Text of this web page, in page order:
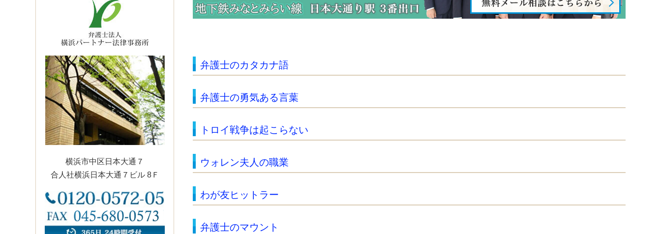
弁護士のカタカナ語
弁護士の勇気ある言葉
トロイ戦争は起こらない
ウォレン夫人の職業
わが友ヒットラー
弁護士のマウント
横浜市中区日本大通７
合人社横浜日本大通７ビル 8Ｆ